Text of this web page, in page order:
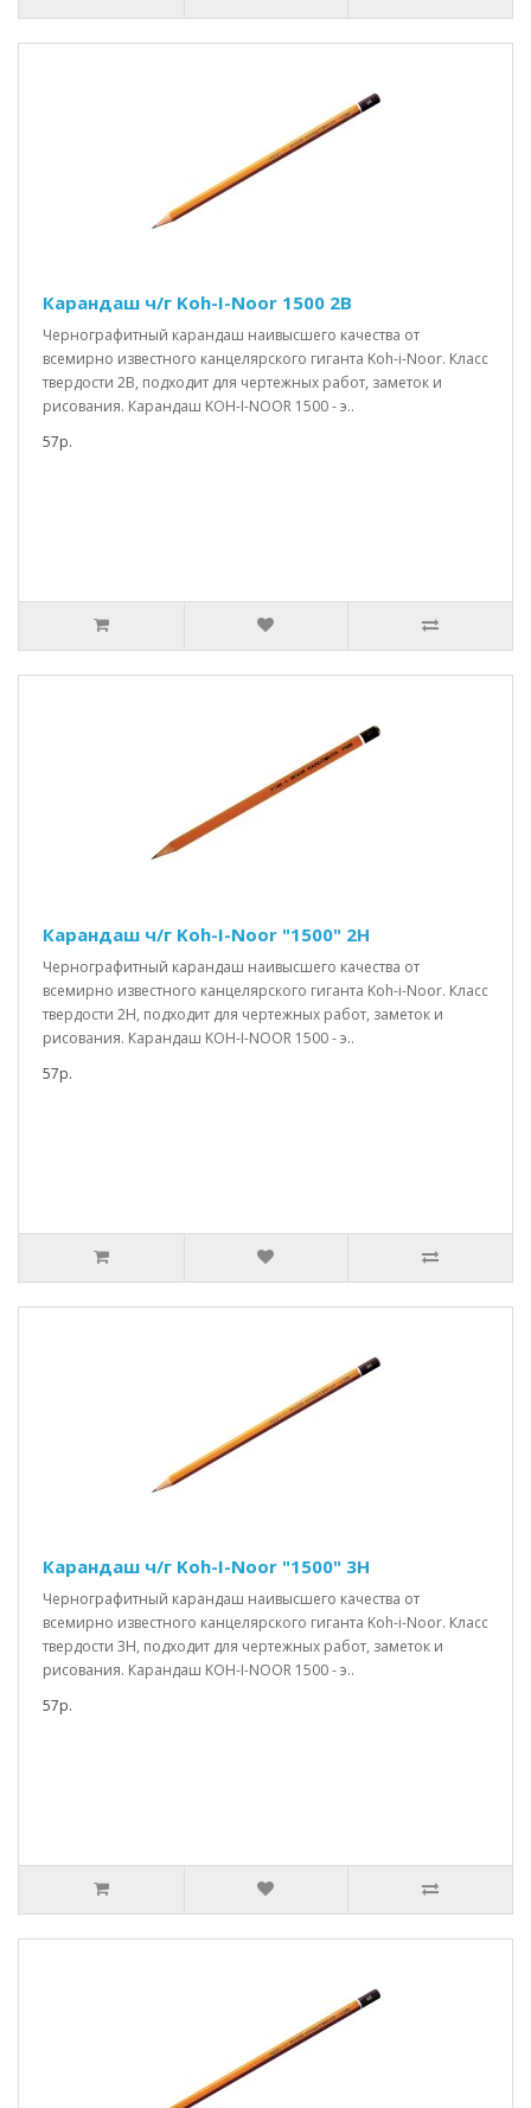
Карандаш ч/г Koh-I-Noor 1500 2B
Чернографитный карандаш наивысшего качества от
всемирно известного канцелярского гиганта Koh-i-Noor. Класс
твердости 2B, подходит для чертежных работ, заметок и
рисования. Карандаш KOH-I-NOOR 1500 - э..
57р.
Карандаш ч/г Koh-I-Noor "1500" 2Н
Чернографитный карандаш наивысшего качества от
всемирно известного канцелярского гиганта Koh-i-Noor. Класс
твердости 2H, подходит для чертежных работ, заметок и
рисования. Карандаш KOH-I-NOOR 1500 - э..
57р.
Карандаш ч/г Koh-I-Noor "1500" 3Н
Чернографитный карандаш наивысшего качества от
всемирно известного канцелярского гиганта Koh-i-Noor. Класс
твердости 3H, подходит для чертежных работ, заметок и
рисования. Карандаш KOH-I-NOOR 1500 - э..
57р.